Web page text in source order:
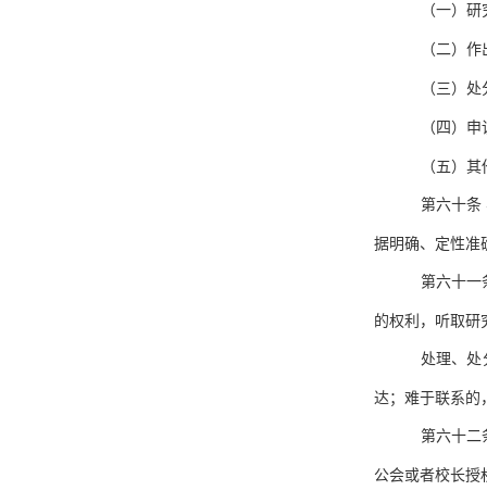
（一）
（二）
（三）
（四）
（五）
第六十条
据明确、定性准
第六十一
的权利，听取研
处理、
达；难于联系的
第六十二
公会或者校长授